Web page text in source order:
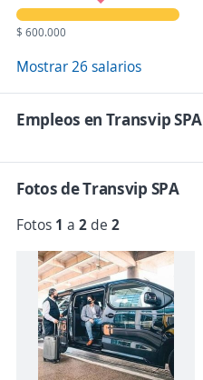
$ 600.000
Mostrar 26 salarios
Empleos en Transvip SPA
Fotos de Transvip SPA
Fotos 1 a 2 de 2